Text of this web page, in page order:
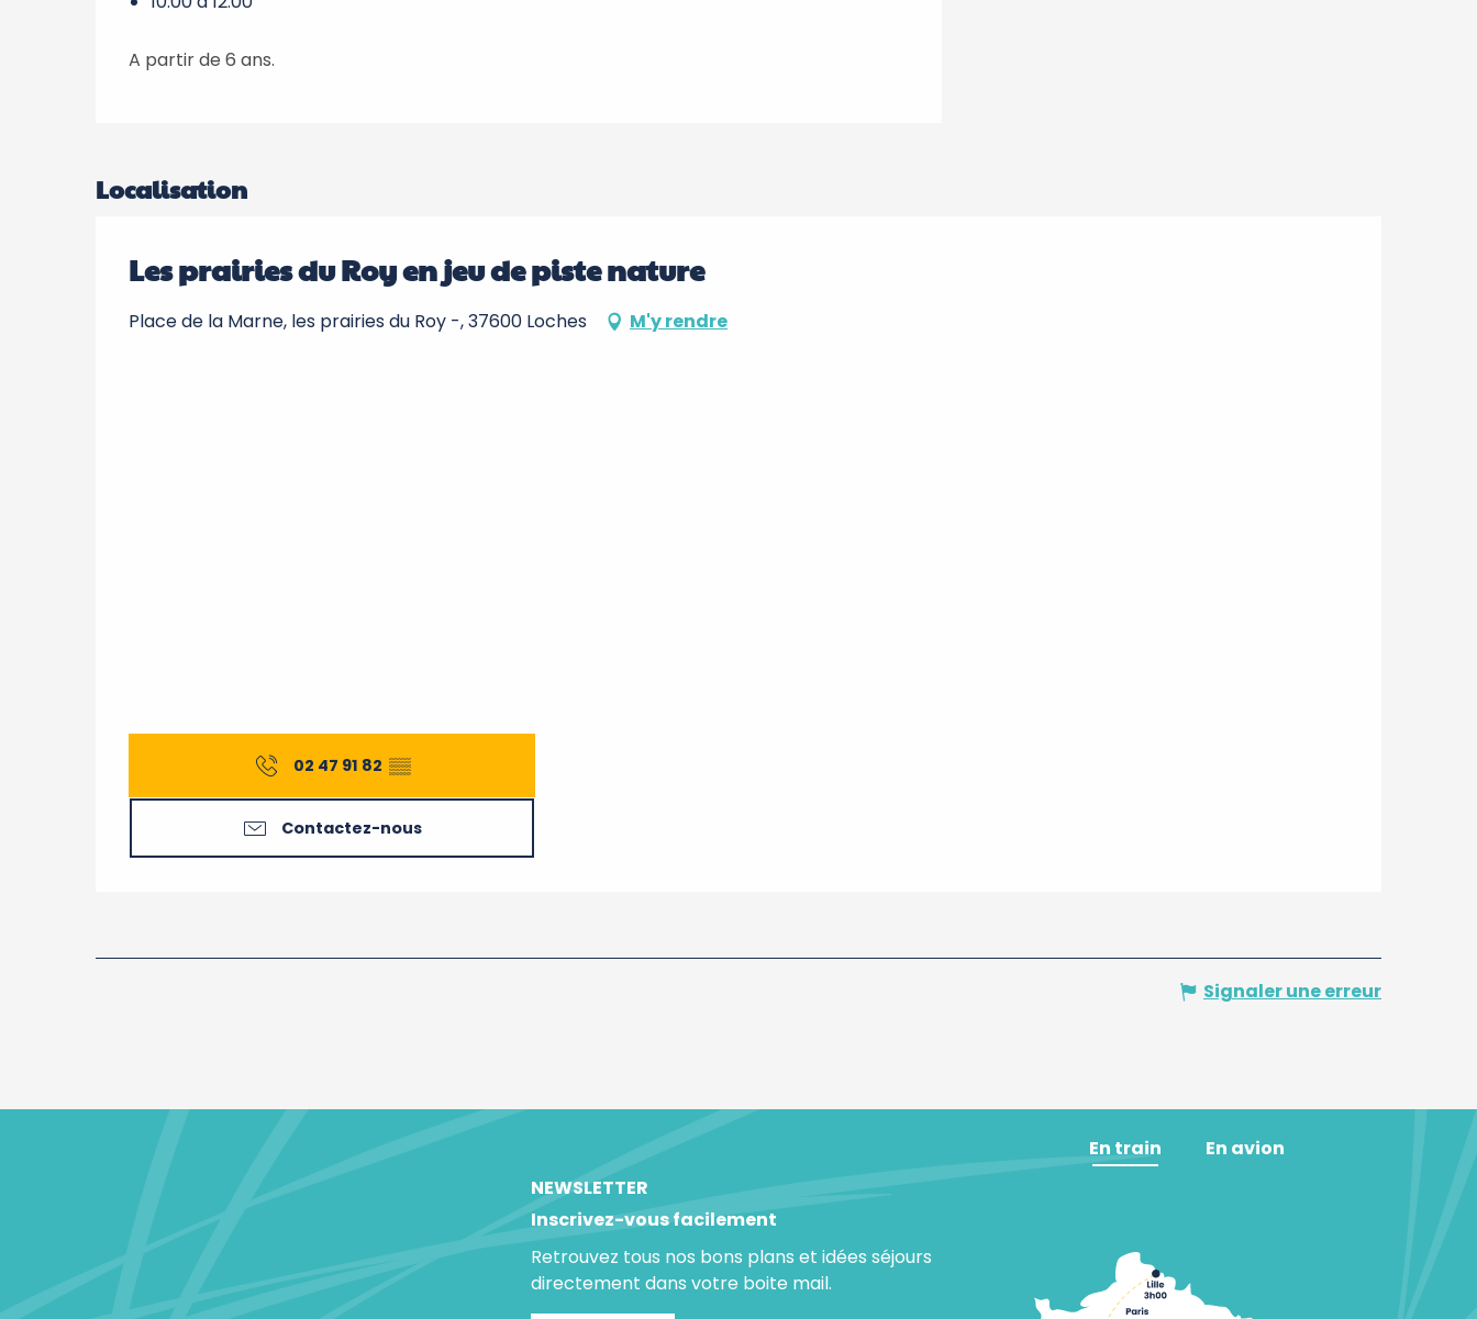
A partir de 6 ans.
Localisation
Les prairies du Roy en jeu de piste nature
Place de la Marne, les prairies du Roy -, 37600 Loches M'y rendre
02 47 91 82 ▒▒
Contactez-nous
Signaler une erreur
NEWSLETTER
Inscrivez-vous facilement
Retrouvez tous nos bons plans et idées séjours
directement dans votre boite mail.
En train En avion